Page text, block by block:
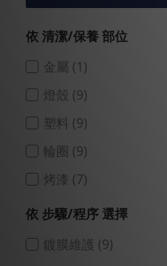
依 清潔/保養 部位
金屬 (1)
燈殼 (9)
塑料 (9)
輪圈 (9)
烤漆 (7)
依 步驟/程序 選擇
鍍膜維護 (9)